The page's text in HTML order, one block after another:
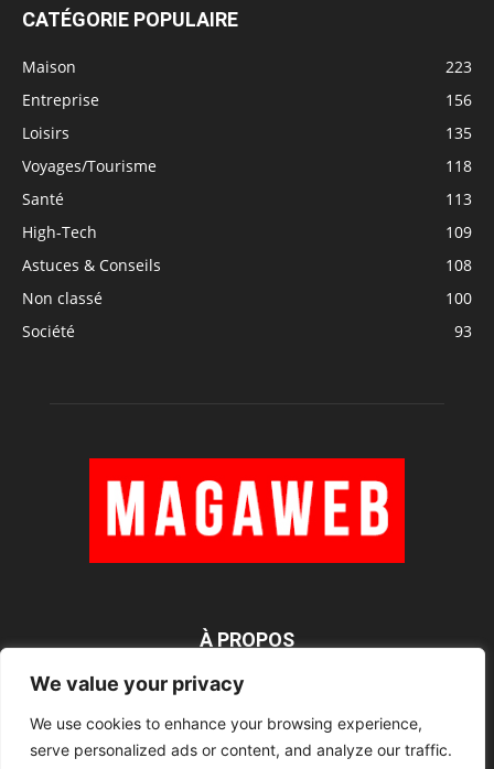
We value your privacy
We use cookies to enhance your browsing experience,
serve personalized ads or content, and analyze our traffic.
CATÉGORIE POPULAIRE
Maison
223
Entreprise
156
Loisirs
135
Voyages/Tourisme
118
Santé
113
High-Tech
109
Astuces & Conseils
108
Non classé
100
Société
93
À PROPOS
SUIVEZ NOUS